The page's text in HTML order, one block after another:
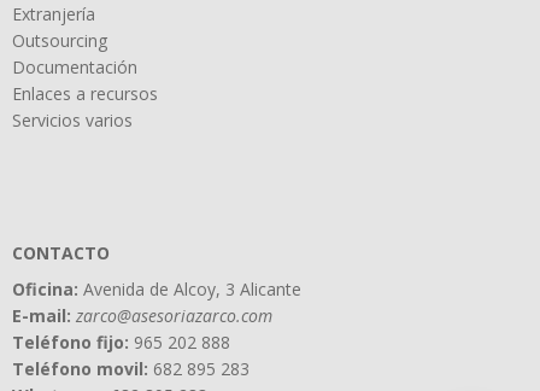
Extranjería
Outsourcing
Documentación
Enlaces a recursos
Servicios varios
CONTACTO
Oficina: Avenida de Alcoy, 3 Alicante
E-mail: zarco@asesoriazarco.com
Teléfono fijo: 965 202 888
Teléfono movil: 682 895 283